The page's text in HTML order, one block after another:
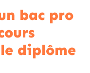
bac pro
diplôme